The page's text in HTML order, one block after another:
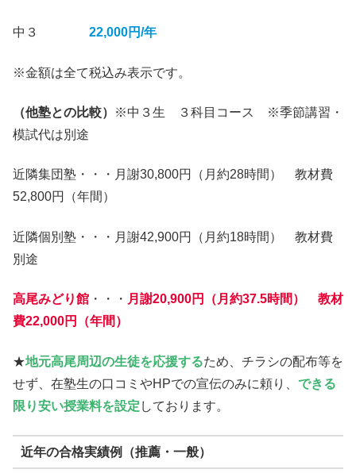
中３ 22,000円/年
※金額は全て税込み表示です。
（他塾との比較）
※中３生 ３科目コース ※季節講習・
模試代は別途
近隣集団塾・・・月謝30,800円（月約28時間） 教材費
52,800円（年間）
近隣個別塾・・・月謝42,900円（月約18時間） 教材費
別途
高尾みどり館 ・・・ 月謝20,900円（月約37.5時間） 教材
費22,000円（年間）
★地元高尾周辺の生徒を応援するため、チラシの配布等を
せず、在塾生の口コミやHPでの宣伝のみに頼り、 できる
限り安い授業料を設定 しております。
近年の合格実績例（推薦・一般）